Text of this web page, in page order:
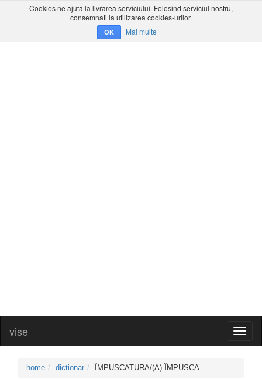
Cookies ne ajuta la livrarea serviciului. Folosind serviciul nostru,
consemnati la utilizarea cookies-urilor.
OK Mai multe
vise
home dictionar ÎMPUSCATURA/(A) ÎMPUSCA